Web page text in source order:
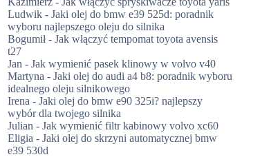
Ludwik -Jaki olej do bmw e39 525d: poradnik
wyboru najlepszego oleju do silnika
Bogumił-Jak włączyć tempomat toyota avensis
t27
Jan -Jak wymienić pasek klinowy w volvo v40
Martyna -Jaki olej do audi a4 b8: poradnik wyboru
idealnego oleju silnikowego
Irena -Jaki olej do bmw e90 325i? najlepszy
wybór dla twojego silnika
Julian -Jak wymienić filtr kabinowy volvo xc60
Eligia -Jaki olej do skrzyni automatycznej bmw
e39 530d